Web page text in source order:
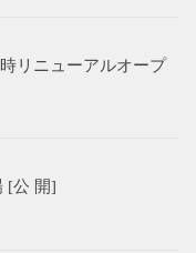
リニューアルオープ
[公 開]